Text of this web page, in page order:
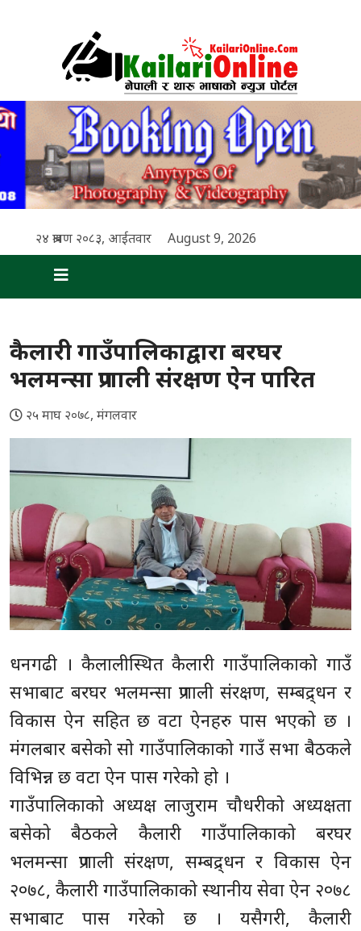
२४ श्रावण २०८३, आईतवार August 9, 2026
कैलारी गाउँपालिकाद्वारा बरघर
भलमन्सा प्रणाली संरक्षण ऐन पारित
२५ माघ २०७८, मंगलवार
धनगढी । कैलालीस्थित कैलारी गाउँपालिकाको गाउँ
सभाबाट बरघर भलमन्सा प्रणाली संरक्षण, सम्बद्र्धन र
विकास ऐन सहित छ वटा ऐनहरु पास भएको छ ।
मंगलबार बसेको सो गाउँपालिकाको गाउँ सभा बैठकले
विभिन्न छ वटा ऐन पास गरेको हो ।
गाउँपालिकाको अध्यक्ष लाजुराम चौधरीको अध्यक्षता
बसेको बैठकले कैलारी गाउँपालिकाको बरघर
भलमन्सा प्रणाली संरक्षण, सम्बद्र्धन र विकास ऐन
२०७८, कैलारी गाउँपालिकाको स्थानीय सेवा ऐन २०७८
सभाबाट पास गरेको छ । यसैगरी, कैलारी